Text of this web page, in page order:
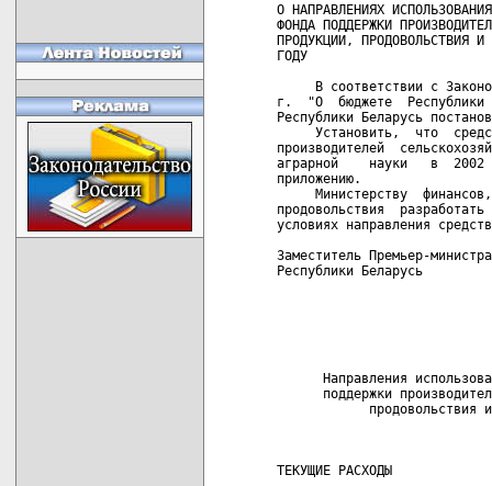
О НАПРАВЛЕНИЯХ
ФОНДА ПОДДЕРЖКИ
ПРОДУКЦИИ, ПРОДОВОЛЬСТВИЯ
ГОДУ
В соответствии с
г.  "О  бюджете  Республики
Республики Беларусь
Установить,  что
производителей
аграрной    науки   в  2002
приложению.
Министерству
продовольствия
условиях направления
Заместитель Премьер-министра
Республики Беларусь
Направления
поддержки
продовольствия
ТЕКУЩИЕ РАСХОДЫ